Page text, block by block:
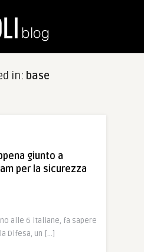
in: base
giunto a
per la sicurezza
alle 6 italiane, fa sapere
Difesa, un […]